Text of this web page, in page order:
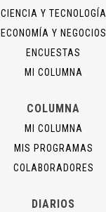
CIENCIA Y TECNOLOGÍA
ECONOMÍA Y NEGOCIOS
ENCUESTAS
MI COLUMNA
COLUMNA
MI COLUMNA
MIS PROGRAMAS
COLABORADORES
DIARIOS